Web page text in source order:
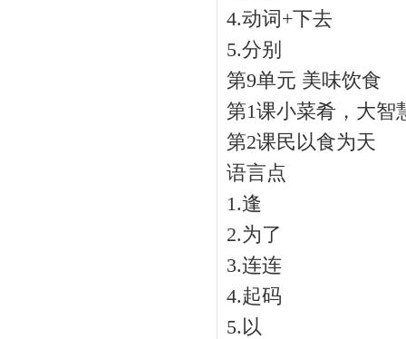
4.动词+下去
5.分别
第9单元 美味饮食
第1课小菜肴，大智
第2课民以食为天
语言点
1.逢
2.为了
3.连连
4.起码
5.以